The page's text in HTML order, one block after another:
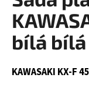
0,0
5
hvězdiček.
bílá bílá
KAWASAKI KX-F
a
j
í
?